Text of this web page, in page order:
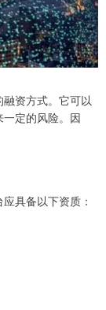
资方式。它可以
定的风险。因
具备以下资质：